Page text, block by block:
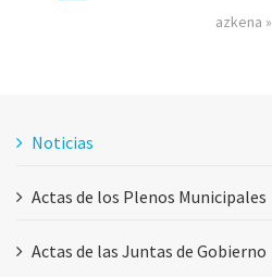
azkena »
Noticias
Actas de los Plenos Municipales
Actas de las Juntas de Gobierno